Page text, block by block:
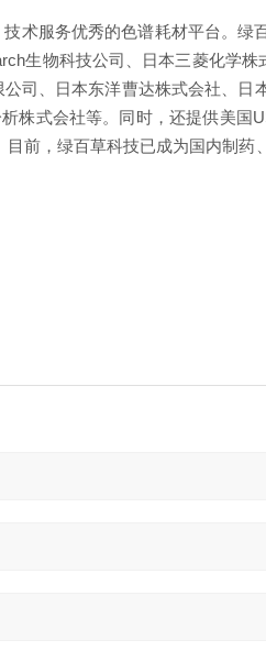
术服务优秀的色谱耗材平台。绿
生物科技公司、日本三菱化学株
司、日本东洋曹达株式会社、日
株式会社等。同时，还提供美国
目前，绿百草科技已成为国内制药